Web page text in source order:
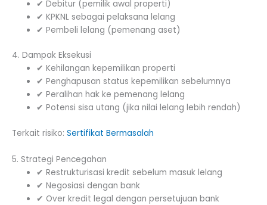
✔ Debitur (pemilik awal properti)
✔ KPKNL sebagai pelaksana lelang
✔ Pembeli lelang (pemenang aset)
4. Dampak Eksekusi
✔ Kehilangan kepemilikan properti
✔ Penghapusan status kepemilikan sebelumnya
✔ Peralihan hak ke pemenang lelang
✔ Potensi sisa utang (jika nilai lelang lebih rendah)
Terkait risiko: Sertifikat Bermasalah
5. Strategi Pencegahan
✔ Restrukturisasi kredit sebelum masuk lelang
✔ Negosiasi dengan bank
✔ Over kredit legal dengan persetujuan bank